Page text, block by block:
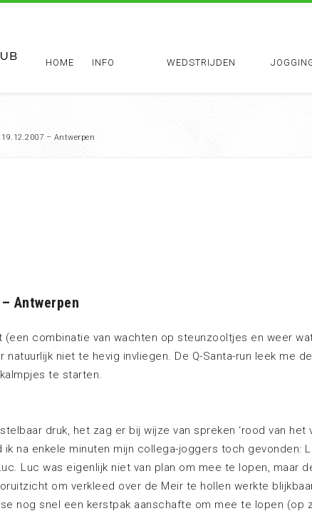
HOME INFO WEDSTRIJDEN
– Antwerpen
Antwerpen
(een combinatie van wachten op steunzooltjes en weer
niet te hevig invliegen. De Q-Santa-run leek me de
te starten.
druk, het zag er bij wijze van spreken ‘rood van het
ik na enkele minuten mijn collega-joggers toch gevonden:
Luc was eigenlijk niet van plan om mee te lopen, maar
om verkleed over de Meir te hollen werkte
nog snel een kerstpak aanschafte om mee te lopen (op